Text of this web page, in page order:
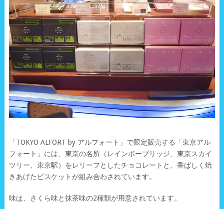
「TOKYO ALFORT by アルフォート」で限定販売する「東京アル
フォート」には、東京の名所（レインボーブリッジ、東京スカイ
ツリー、東京駅）をレリーフとしたチョコレートと、香ばしく焼
きあげたビスケットが組み合わされています。
味は、さくら味と抹茶味の2種類が用意されています。